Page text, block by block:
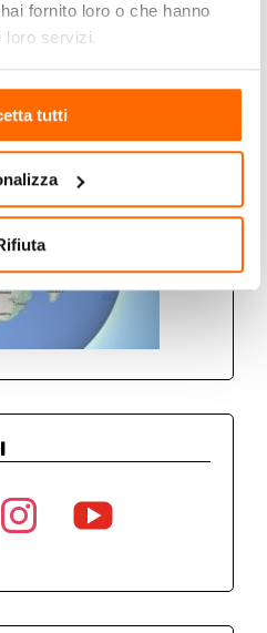
fornito loro o che hanno
loro servizi.
tutti
youtube